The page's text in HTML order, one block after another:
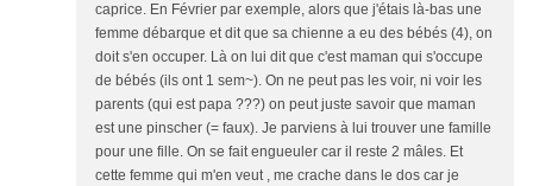
caprice. En Février par exemple, alors que j'étais là-bas une
femme débarque et dit que sa chienne a eu des bébés (4), on
doit s'en occuper. Là on lui dit que c'est maman qui s'occupe
de bébés (ils ont 1 sem~). On ne peut pas les voir, ni voir les
parents (qui est papa ???) on peut juste savoir que maman
est une pinscher (= faux). Je parviens à lui trouver une famille
pour une fille. On se fait engueuler car il reste 2 mâles. Et
cette femme qui m'en veut , me crache dans le dos car je